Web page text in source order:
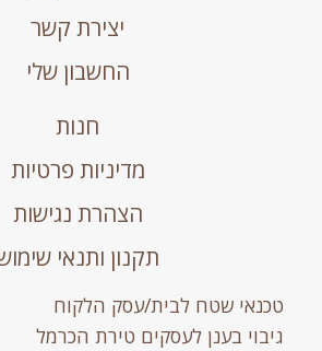
יצירת קשר
החשבון שלי
חנות
מדיניות פרטיות
הצהרת נגישות
תקנון ותנאי
טכנאי שטח לבית/עסק הלקוח
גיבוי בענן לעסקים טירת הכרמל